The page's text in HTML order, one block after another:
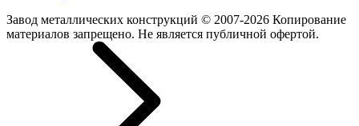
Завод металлических конструкций © 2007-2026 Копирование
материалов запрещено. Не является публичной офертой.